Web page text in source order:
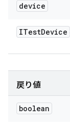
device
ITestDevice
戻り値
boolean